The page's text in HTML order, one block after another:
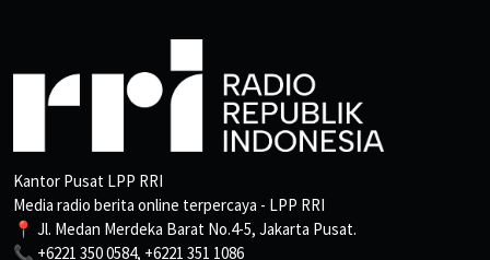
Kantor Pusat LPP RRI
Media radio berita online terpercaya - LPP RRI
📍 Jl. Medan Merdeka Barat No.4-5, Jakarta Pusat.
📞 +6221 350 0584, +6221 351 1086